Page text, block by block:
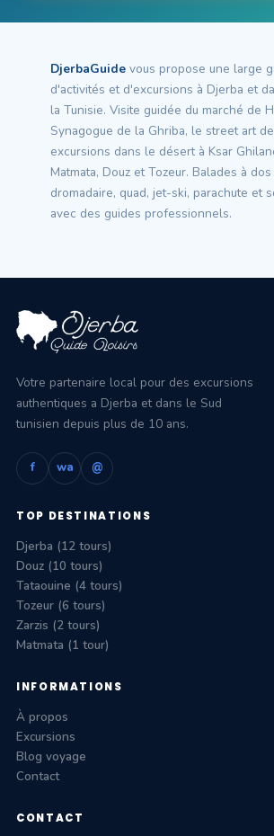
DjerbaGuide vous propose une large
d'activités et d'excursions à Djerba et
la Tunisie. Visite guidée du marché de
Synagogue de la Ghriba, le street art
excursions dans le désert à Ksar
Matmata, Douz et Tozeur. Balades à
dromadaire, quad, jet-ski, parachute et
avec des guides professionnels.
Votre partenaire local pour des excursions
authentiques a Djerba et dans le Sud
tunisien depuis plus de 10 ans.
f wa @
TOP DESTINATIONS
Djerba (12 tours)
Douz (10 tours)
Tataouine (4 tours)
Tozeur (6 tours)
Zarzis (2 tours)
Matmata (1 tour)
INFORMATIONS
À propos
Excursions
Blog voyage
Contact
CONTACT